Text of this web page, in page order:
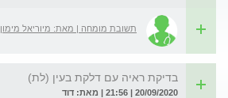
תשובת מומחה | מאת: מיוריאל מימון
בדיקת ראיה עם דלקת בעין (לת)
20/09/2020 | 21:56 | מאת: דוד